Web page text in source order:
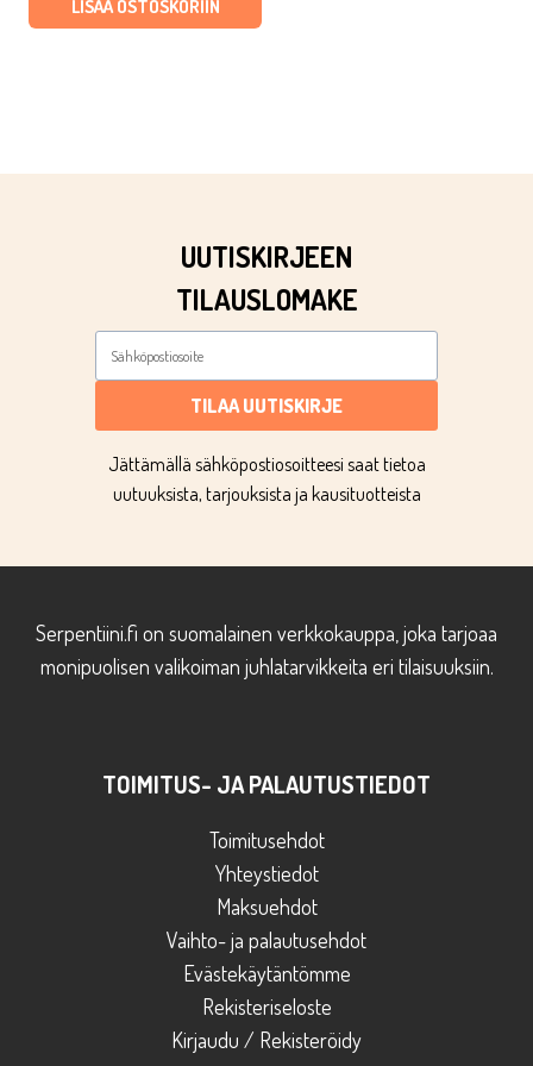
LISÄÄ OSTOSKORIIN
UUTISKIRJEEN
TILAUSLOMAKE
TILAA UUTISKIRJE
Jättämällä sähköpostiosoitteesi saat tietoa
uutuuksista, tarjouksista ja kausituotteista
Serpentiini.fi on suomalainen verkkokauppa, joka tarjoaa
monipuolisen valikoiman juhlatarvikkeita eri tilaisuuksiin.
TOIMITUS- JA PALAUTUSTIEDOT
Toimitusehdot
Yhteystiedot
Maksuehdot
Vaihto- ja palautusehdot
Evästekäytäntömme
Rekisteriseloste
Kirjaudu / Rekisteröidy